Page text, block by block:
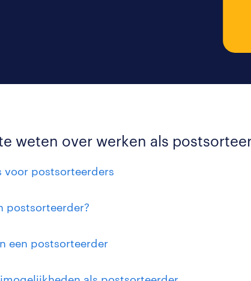
weten over werken als
voor postsorteerders
postsorteerder?
een postsorteerder